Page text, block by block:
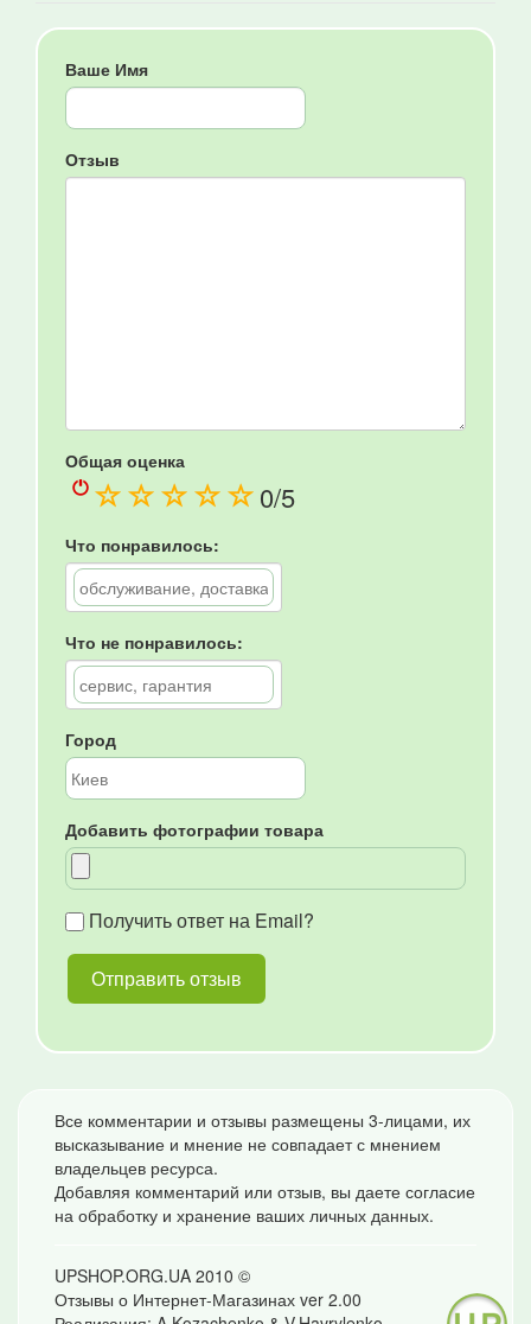
Ваше Имя
Отзыв
Общая оценка
(
(
(
(
(
0/5
Что понравилось:
Что не понравилось:
Город
Добавить фотографии товара
Получить ответ на Email?
Все комментарии и отзывы размещены 3-лицами, их
высказывание и мнение не совпадает с мнением
владельцев ресурса.
Добавляя комментарий или отзыв, вы даете согласие
на обработку и хранение ваших личных данных.
UPSHOP.ORG.UA 2010 ©
Отзывы о Интернет-Магазинах ver 2.00